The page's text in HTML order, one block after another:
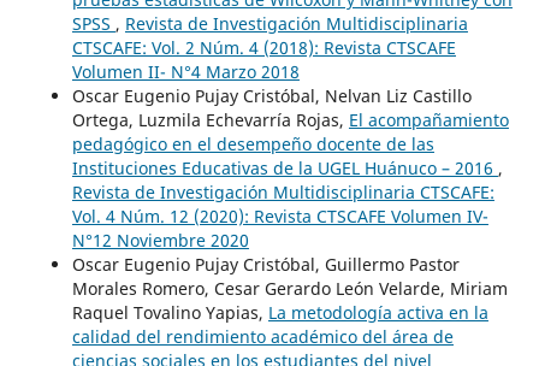
SPSS , Revista de Investigación Multidisciplinaria
CTSCAFE: Vol. 2 Núm. 4 (2018): Revista CTSCAFE
Volumen II- N°4 Marzo 2018
Oscar Eugenio Pujay Cristóbal, Nelvan Liz Castillo
Ortega, Luzmila Echevarría Rojas, El acompañamiento
pedagógico en el desempeño docente de las
Instituciones Educativas de la UGEL Huánuco – 2016 ,
Revista de Investigación Multidisciplinaria CTSCAFE:
Vol. 4 Núm. 12 (2020): Revista CTSCAFE Volumen IV-
N°12 Noviembre 2020
Oscar Eugenio Pujay Cristóbal, Guillermo Pastor
Morales Romero, Cesar Gerardo León Velarde, Miriam
Raquel Tovalino Yapias, La metodología activa en la
calidad del rendimiento académico del área de
ciencias sociales en los estudiantes del nivel